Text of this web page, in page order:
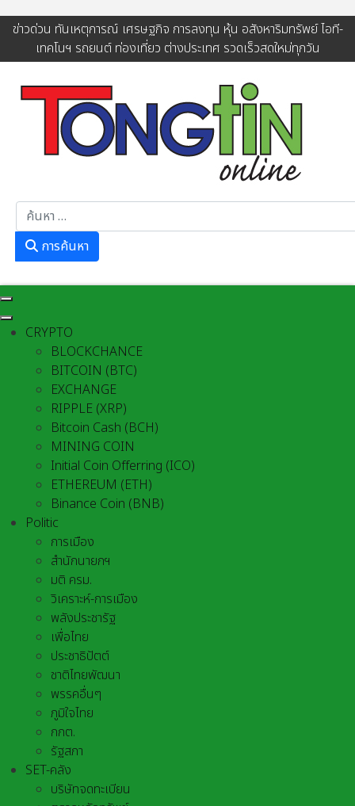
ข่าวด่วน ทันเหตุการณ์ เศรษฐกิจ การลงทุน หุ้น อสังหาริมทรัพย์ ไอที-
เทคโนฯ รถยนต์ ท่องเที่ยว ต่างประเทศ รวดเร็วสดใหม่ทุกวัน
การค้นหา
CRYPTO
BLOCKCHANCE
BITCOIN (BTC)
EXCHANGE
RIPPLE (XRP)
Bitcoin Cash (BCH)
MINING COIN
Initial Coin Offerring (ICO)
ETHEREUM (ETH)
Binance Coin (BNB)
Politic
การเมือง
สำนักนายกฯ
มติ ครม.
วิเคราะห์-การเมือง
พลังประชารัฐ
เพื่อไทย
ประชาธิปัตต์
ชาติไทยพัฒนา
พรรคอื่นๆ
ภูมิใจไทย
กกต.
รัฐสภา
SET-คลัง
บริษัทจดทะเบียน